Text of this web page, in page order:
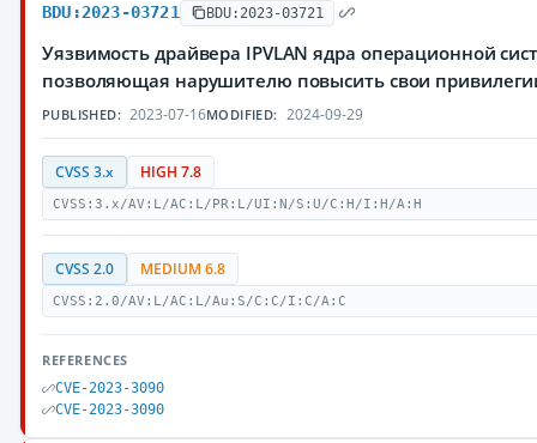
BDU:2023-03721 BDU:2023-03721
Уязвимость драйвера IPVLAN ядра операционной
позволяющая нарушителю повысить свои
PUBLISHED: 2023-07-16MODIFIED: 2024-09-29
CVSS 3.x HIGH 7.8
CVSS:3.x/AV:L/AC:L/PR:L/UI:N/S:U/C:H/I:H/A:H
CVSS 2.0 MEDIUM 6.8
CVSS:2.0/AV:L/AC:L/Au:S/C:C/I:C/A:C
REFERENCES
CVE-2023-3090
CVE-2023-3090